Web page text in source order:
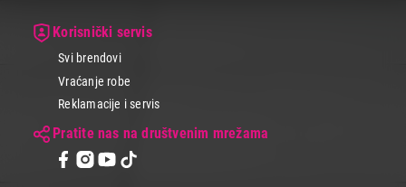
Korisnički servis
Svi brendovi
Vraćanje robe
Reklamacije i servis
Pratite nas na društvenim mrežama